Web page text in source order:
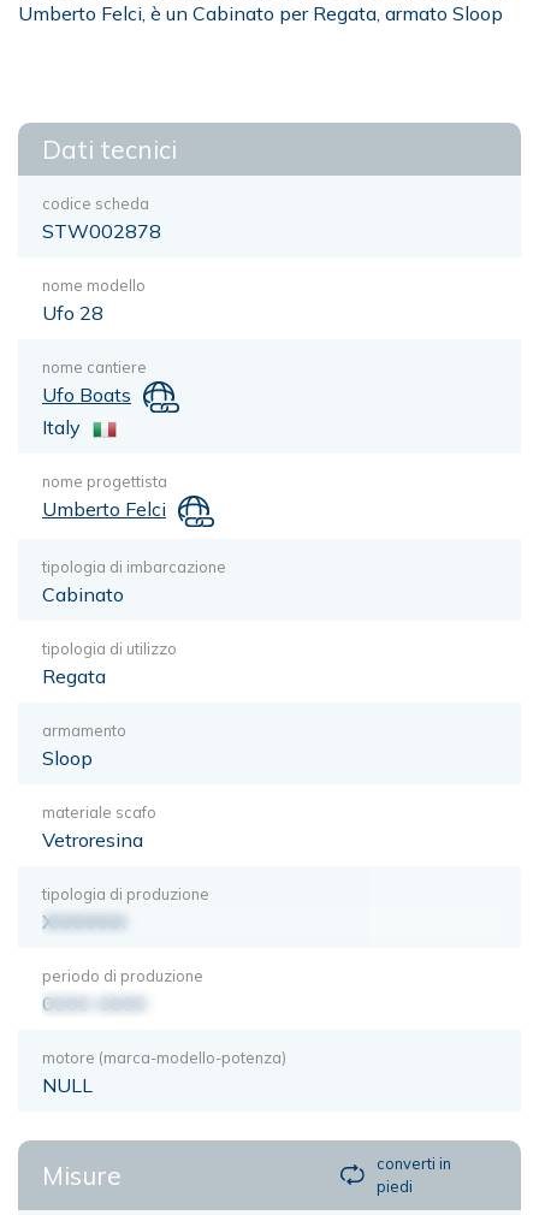
Umberto Felci, è un Cabinato per Regata, armato Sloop
Dati tecnici
codice scheda
STW002878
nome modello
Ufo 28
nome cantiere
Ufo Boats
Italy
nome progettista
Umberto Felci
tipologia di imbarcazione
Cabinato
tipologia di utilizzo
Regata
armamento
Sloop
materiale scafo
Vetroresina
tipologia di produzione
XXXXXXX
periodo di produzione
0000-0000
motore (marca-modello-potenza)
NULL
Misure
converti in
piedi